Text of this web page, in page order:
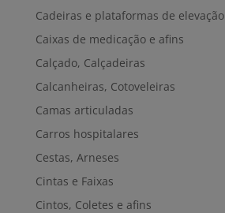
Cadeiras e plataformas de elevação
Caixas de medicação e afins
Calçado, Calçadeiras
Calcanheiras, Cotoveleiras
Camas articuladas
Carros hospitalares
Cestas, Arneses
Cintas e Faixas
Cintos, Coletes e afins